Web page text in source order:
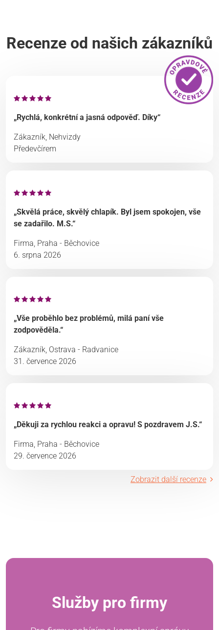
Recenze od našich zákazníků
„Rychlá, konkrétní a jasná odpověď. Díky“
Zákazník, Nehvizdy
Předevčírem
„Skvělá práce, skvělý chlapík. Byl jsem spokojen, vše
se zadařilo. M.S.“
Firma, Praha - Běchovice
6. srpna 2026
„Vše proběhlo bez problémů, milá paní vše
zodpověděla.“
Zákazník, Ostrava - Radvanice
31. července 2026
„Děkuji za rychlou reakci a opravu! S pozdravem J.S.“
Firma, Praha - Běchovice
29. července 2026
Zobrazit další recenze
Služby pro firmy